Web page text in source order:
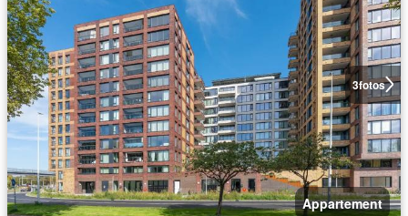
3fotos
Appartement